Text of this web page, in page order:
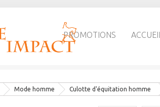
PROMOTIONS ACCUEIL
Mode homme Culotte d'équitation homme